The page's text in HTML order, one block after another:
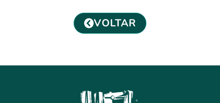
VOLTAR